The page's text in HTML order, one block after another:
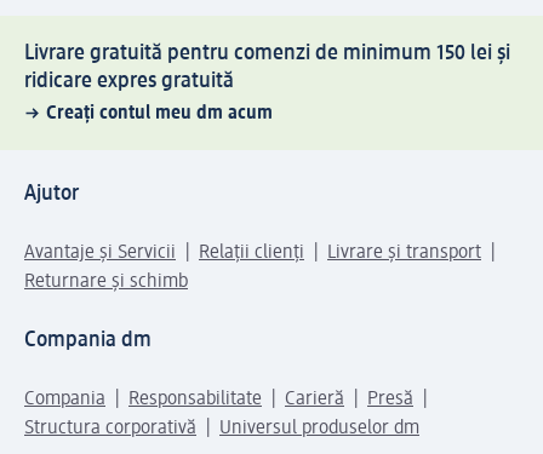
Livrare gratuită pentru comenzi de minimum 150 lei și
ridicare expres gratuită
Creați contul meu dm acum
Ajutor
Avantaje și Servicii Relații clienți
Livrare și transport
Returnare și schimb
Compania dm
Compania Responsabilitate Carieră
Presă
Structura corporativă
Universul produselor dm